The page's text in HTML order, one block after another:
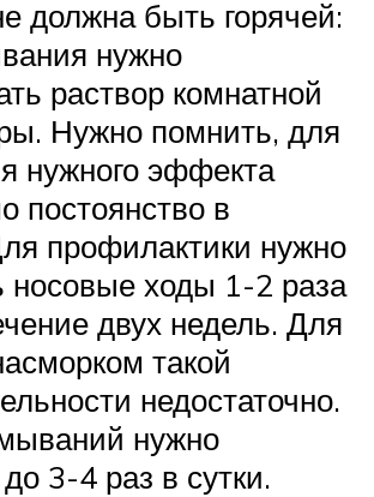
должна быть горячей:
нужно
раствор комнатной
Нужно помнить, для
нужного эффекта
постоянство в
профилактики нужно
носовые ходы 1-2 раза
двух недель. Для
такой
недостаточно.
нужно
3-4 раз в сутки.